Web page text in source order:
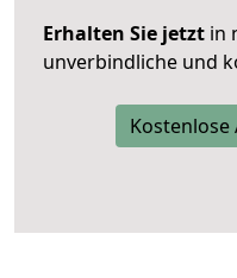
Erhalten Sie jetzt in
unverbindliche und